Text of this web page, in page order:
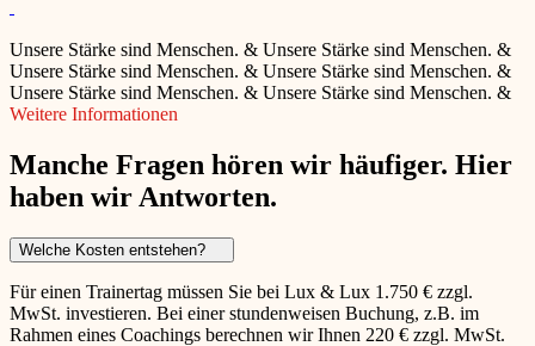
Unsere Stärke sind Menschen. & Unsere Stärke sind Menschen. &
Unsere Stärke sind Menschen. & Unsere Stärke sind Menschen. &
Unsere Stärke sind Menschen. & Unsere Stärke sind Menschen. &
Weitere Informationen
Manche Fragen hören wir häufiger. Hier
haben wir Antworten.
Welche Kosten entstehen?
Für einen Trainertag müssen Sie bei Lux & Lux 1.750 € zzgl.
MwSt. investieren. Bei einer stundenweisen Buchung, z.B. im
Rahmen eines Coachings berechnen wir Ihnen 220 € zzgl. MwSt.